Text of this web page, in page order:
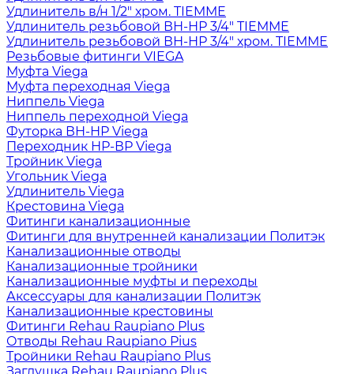
Удлинитель в/н 1/2" хром. TIEMME
Удлинитель резьбовой ВН-НР 3/4" TIEMME
Удлинитель резьбовой ВН-НР 3/4" хром. TIEMME
Резьбовые фитинги VIEGA
Муфта Viega
Муфта переходная Viega
Ниппель Viega
Ниппель переходной Viega
Футорка ВН-НР Viega
Переходник НР-ВР Viega
Тройник Viega
Угольник Viega
Удлинитель Viega
Крестовина Viega
Фитинги канализационные
Фитинги для внутренней канализации Политэк
Канализационные отводы
Канализационные тройники
Канализационные муфты и переходы
Аксессуары для канализации Политэк
Канализационные крестовины
Фитинги Rehau Raupiano Plus
Отводы Rehau Raupiano Pius
Тройники Rehau Raupiano Plus